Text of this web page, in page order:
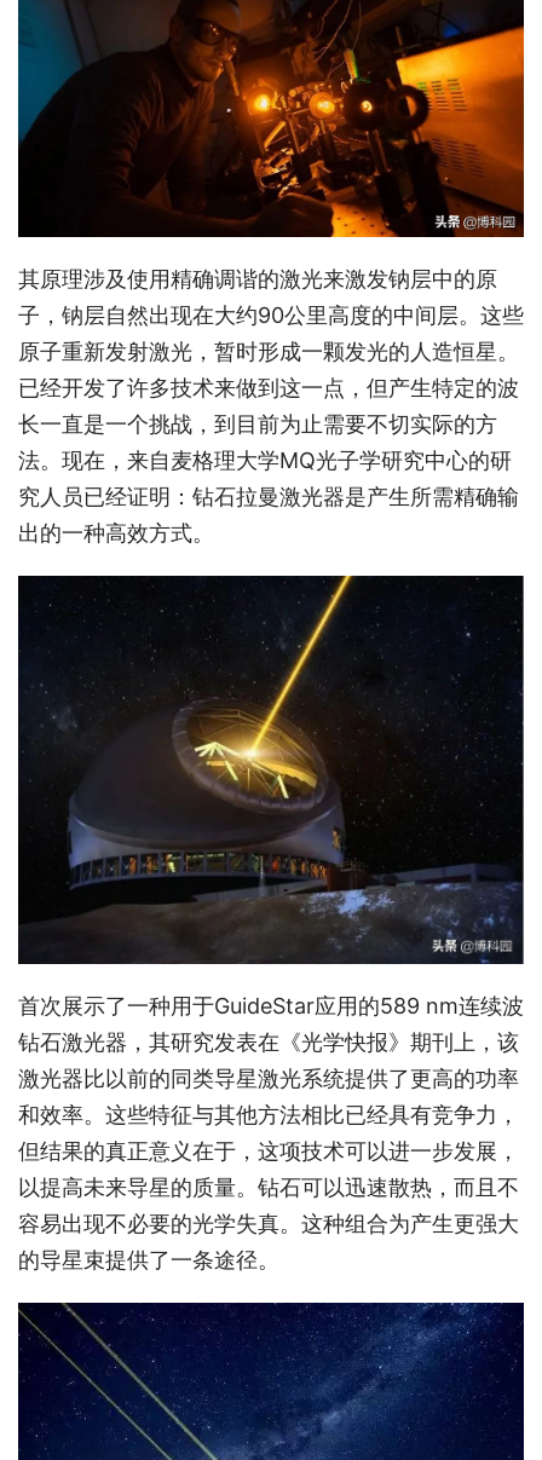
其原理涉及使用精确调谐的激光来激发钠层中的原
子，钠层自然出现在大约90公里高度的中间层。这些
原子重新发射激光，暂时形成一颗发光的人造恒星。
已经开发了许多技术来做到这一点，但产生特定的波
长一直是一个挑战，到目前为止需要不切实际的方
法。现在，来自麦格理大学MQ光子学研究中心的研
究人员已经证明：钻石拉曼激光器是产生所需精确输
出的一种高效方式。
首次展示了一种用于GuideStar应用的589 nm连续波
钻石激光器，其研究发表在《光学快报》期刊上，该
激光器比以前的同类导星激光系统提供了更高的功率
和效率。这些特征与其他方法相比已经具有竞争力，
但结果的真正意义在于，这项技术可以进一步发展，
以提高未来导星的质量。钻石可以迅速散热，而且不
容易出现不必要的光学失真。这种组合为产生更强大
的导星束提供了一条途径。